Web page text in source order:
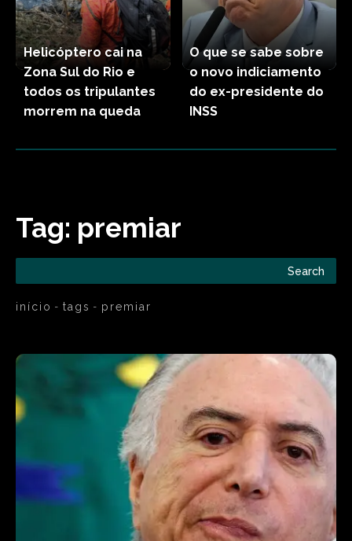
Helicóptero cai na
Zona Sul do Rio e
todos os tripulantes
morrem na queda
O que se sabe sobre
o novo indiciamento
do ex-presidente do
INSS
Tag: premiar
Search
início tags premiar